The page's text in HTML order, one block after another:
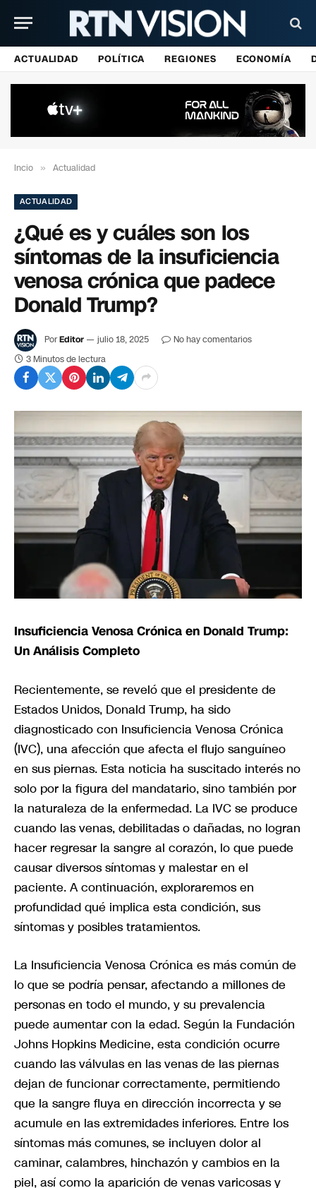
ACTUALIDAD POLÍTICA REGIONES ECONOMÍA
Incio » Actualidad
ACTUALIDAD
¿Qué es y cuáles son los
síntomas de la insuficiencia
venosa crónica que padece
Donald Trump?
PorEditor julio 18, 2025
No hay comentarios
3 Minutos de lectura
Insuficiencia Venosa Crónica en Donald Trump:
Un Análisis Completo
Recientemente, se reveló que el presidente de
Estados Unidos, Donald Trump, ha sido
diagnosticado con Insuficiencia Venosa Crónica
(IVC), una afección que afecta el flujo sanguíneo
en sus piernas. Esta noticia ha suscitado interés no
solo por la figura del mandatario, sino también por
la naturaleza de la enfermedad. La IVC se produce
cuando las venas, debilitadas o dañadas, no logran
hacer regresar la sangre al corazón, lo que puede
causar diversos síntomas y malestar en el
paciente. A continuación, exploraremos en
profundidad qué implica esta condición, sus
síntomas y posibles tratamientos.
La Insuficiencia Venosa Crónica es más común de
lo que se podría pensar, afectando a millones de
personas en todo el mundo, y su prevalencia
puede aumentar con la edad. Según la Fundación
Johns Hopkins Medicine, esta condición ocurre
cuando las válvulas en las venas de las piernas
dejan de funcionar correctamente, permitiendo
que la sangre fluya en dirección incorrecta y se
acumule en las extremidades inferiores. Entre los
síntomas más comunes, se incluyen dolor al
caminar, calambres, hinchazón y cambios en la
piel, así como la aparición de venas varicosas y